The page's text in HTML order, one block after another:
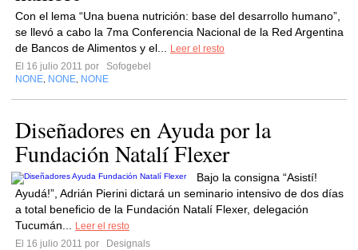
Con el lema “Una buena nutrición: base del desarrollo humano”,
se llevó a cabo la 7ma Conferencia Nacional de la Red Argentina
de Bancos de Alimentos y el...
Leer el resto
El 16 julio 2011 por
Sofogebel
NONE NONE NONE
Diseñadores en Ayuda por la
Fundación Natalí Flexer
Bajo la consigna “Asistí!
Ayudá!”, Adrián Pierini dictará un seminario intensivo de dos días
a total beneficio de la Fundación Natalí Flexer, delegación
Tucumán...
Leer el resto
El 16 julio 2011 por
Designals